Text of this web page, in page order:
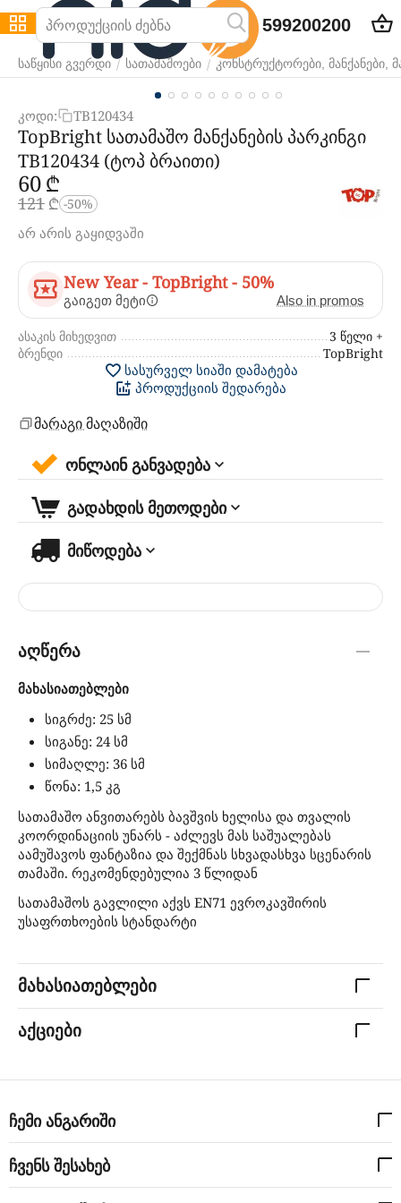
599200200
საწყისი გვერდი / სათამაშოები / კონსტრუქტორები, მანქანები,
კოდი: TB120434
TopBright სათამაშო მანქანების პარკინგი
TB120434 (ტოპ ბრაითი)
‍60‍₾
‍121‍ ₾ -50%
არ არის გაყიდვაში
New Year - TopBright - 50%
გაიგეთ მეტი Also in promos
ასაკის მიხედვით
3 წელი +
ბრენდი
TopBright
სასურველ სიაში დამატება
პროდუქციის შედარება
მარაგი მაღაზიში
ონლაინ განვადება
გადახდის მეთოდები
მიწოდება
აღწერა
მახასიათებლები
სიგრძე: 25 სმ
სიგანე: 24 სმ
სიმაღლე: 36 სმ
წონა: 1,5 კგ
სათამაშო ანვითარებს ბავშვის ხელისა და თვალის
კოორდინაციის უნარს - აძლევს მას საშუალებას
აამუშავოს ფანტაზია და შექმნას სხვადასხვა სცენარის
თამაში. რეკომენდებულია 3 წლიდან
სათამაშოს გავლილი აქვს EN71 ევროკავშირის
უსაფრთხოების სტანდარტი
მახასიათებლები
აქციები
ჩემი ანგარიში
ჩვენს შესახებ